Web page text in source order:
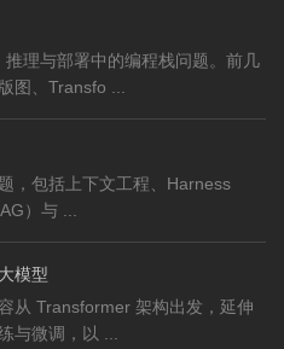
理与部署中的编程栈问题。前几
图、Transfo ...
，包括上下文工程、Harness
）与 ...
模型
从 Transformer 架构出发，延伸
与微调，以 ...